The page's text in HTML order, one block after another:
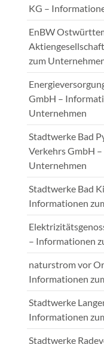
KG –
EnBW
zum
GmbH –
Unternehmen
Stadtwerke Bad
Verkehrs GmbH
Unternehmen
Stadtwerke Bad
Informationen
– Informationen
naturstrom vor
Informationen
Stadtwerke
Informationen
Stadtwerke